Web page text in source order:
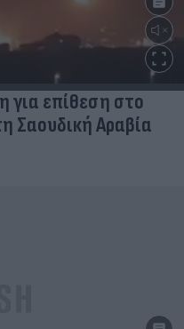
για επίθεση στο
Σαουδική Αραβία